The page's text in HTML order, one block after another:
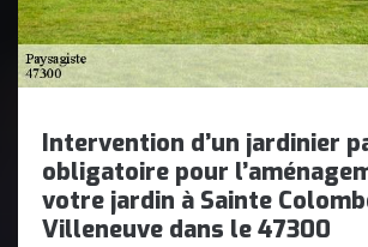
Intervention d’un jardinier
obligatoire pour
votre jardin à Sainte
Villeneuve dans le 47300